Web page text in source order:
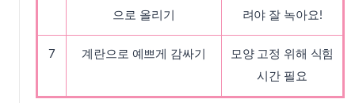
으로 올리기
려야 잘 녹아요!
7 계란으로 예쁘게 감싸기
모양 고정 위해 식힘
시간 필요